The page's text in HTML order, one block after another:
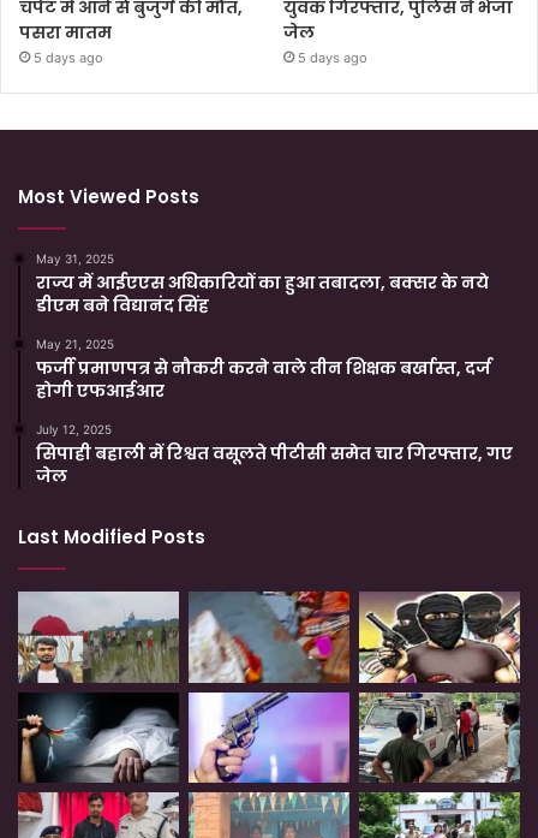
चपेट में आने से बुजुर्ग की मौत,
पसरा मातम
5 days ago
युवक गिरफ्तार, पुलिस ने भेजा
जेल
5 days ago
Most Viewed Posts
May 31, 2025
राज्य में आईएएस अधिकारियों का हुआ तबादला, बक्सर के नये
डीएम बने विद्यानंद सिंह
May 21, 2025
फर्जी प्रमाणपत्र से नौकरी करने वाले तीन शिक्षक बर्खास्त, दर्ज
होगी एफआईआर
July 12, 2025
सिपाही बहाली में रिश्वत वसूलते पीटीसी समेत चार गिरफ्तार, गए
जेल
Last Modified Posts